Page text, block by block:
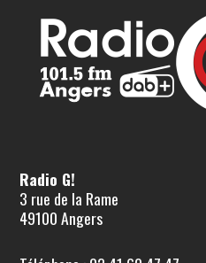
Radio G!
3 rue de la Rame
49100 Angers